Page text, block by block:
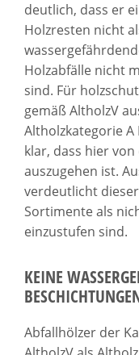
deutlich, dass er
Holzresten nicht
Holzabfälle nicht
sind. Für
gemäß AltholzV
Altholzkategorie A
klar, dass hier
auszugehen ist.
verdeutlicht
Sortimente als
einzustufen sind.
KEINE
Abfallhölzer der